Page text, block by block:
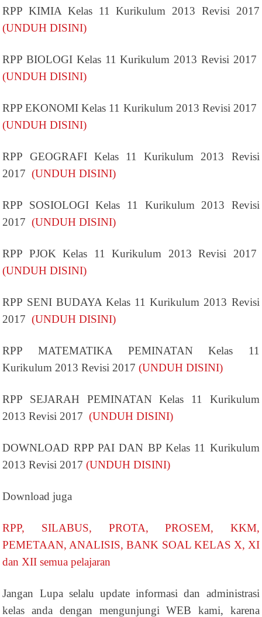
RPP KIMIA Kelas 11 Kurikulum 2013 Revisi 2017
(UNDUH DISINI)
RPP BIOLOGI Kelas 11 Kurikulum 2013 Revisi 2017
(UNDUH DISINI)
RPP EKONOMI Kelas 11 Kurikulum 2013 Revisi 2017
(UNDUH DISINI)
RPP GEOGRAFI Kelas 11 Kurikulum 2013 Revisi
2017(UNDUH DISINI)
RPP SOSIOLOGI Kelas 11 Kurikulum 2013 Revisi
2017(UNDUH DISINI)
RPP PJOK Kelas 11 Kurikulum 2013 Revisi 2017
(UNDUH DISINI)
RPP SENI BUDAYA Kelas 11 Kurikulum 2013 Revisi
2017(UNDUH DISINI)
RPP MATEMATIKA PEMINATAN Kelas 11
Kurikulum 2013 Revisi 2017(UNDUH DISINI)
RPP SEJARAH PEMINATAN Kelas 11 Kurikulum
2013 Revisi 2017(UNDUH DISINI)
DOWNLOAD RPP PAI DAN BP Kelas 11 Kurikulum
2013 Revisi 2017(UNDUH DISINI)
Download juga
RPP, SILABUS, PROTA, PROSEM, KKM,
PEMETAAN, ANALISIS, BANK SOAL KELAS X, XI
dan XII semua pelajaran
Jangan Lupa selalu update informasi dan administrasi
kelas anda dengan mengunjungi WEB kami, karena